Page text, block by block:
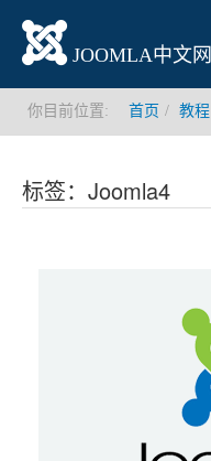
JOOMLA中文网
你目前位置: 首页 教程
标签：Joomla4